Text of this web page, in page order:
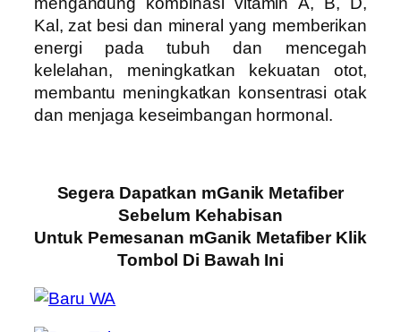
Kal, zat besi dan mineral yang memberikan
energi pada tubuh dan mencegah
kelelahan, meningkatkan kekuatan otot,
membantu meningkatkan konsentrasi otak
dan menjaga keseimbangan hormonal.
Segera Dapatkan mGanik Metafiber
Sebelum Kehabisan
Untuk Pemesanan mGanik Metafiber Klik
Tombol Di Bawah Ini